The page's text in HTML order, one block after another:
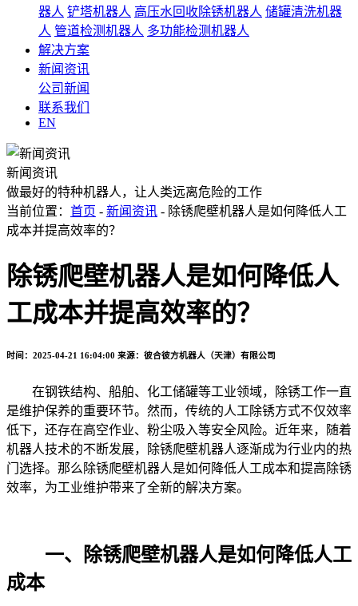
器人 铲塔机器人 高压水回收除锈机器人 储罐清洗机器
人 管道检测机器人 多功能检测机器人
解决方案
新闻资讯
公司新闻
联系我们
EN
新闻资讯
做最好的特种机器人，让人类远离危险的工作
当前位置： 首页 - 新闻资讯 - 除锈爬壁机器人是如何降低人工
成本并提高效率的？
除锈爬壁机器人是如何降低人
工成本并提高效率的？
时间：2025-04-21 16:04:00 来源：彼合彼方机器人（天津）有限公司
在钢铁结构、船舶、化工储罐等工业领域，除锈工作一直
是维护保养的重要环节。然而，传统的人工除锈方式不仅效率
低下，还存在高空作业、粉尘吸入等安全风险。近年来，随着
机器人技术的不断发展，除锈爬壁机器人逐渐成为行业内的热
门选择。那么除锈爬壁机器人是如何降低人工成本和提高除锈
效率，为工业维护带来了全新的解决方案。
一、除锈爬壁机器人是如何降低人工
成本